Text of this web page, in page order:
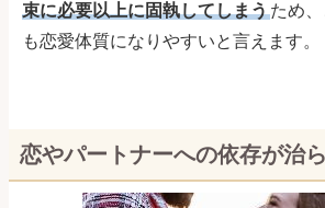
束に必要以上に固執してしまうため
も恋愛体質になりやすいと言えます。
恋やパートナーへの依存が治